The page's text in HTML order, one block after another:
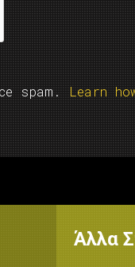
spam. Learn
Άλλα